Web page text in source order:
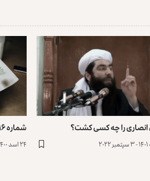
را چه کسی کشت؟ شماره ۲۲۱۶
۲۴ اسد ۱۴۰۰ - ۱۵ آگست ۲۰۲۱